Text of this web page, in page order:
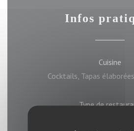
Infos
Cuisine
Cocktails, Tapas
Type de